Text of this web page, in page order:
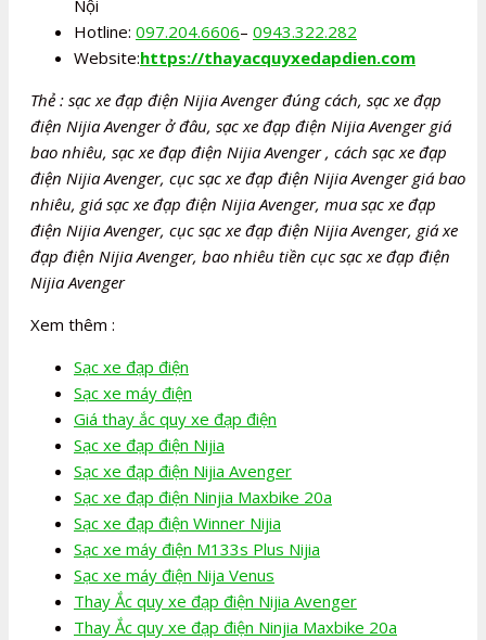
Nội
Hotline: 097.204.6606– 0943.322.282
Website:https://thayacquyxedapdien.com
Thẻ : sạc xe đạp điện Nijia Avenger đúng cách, sạc xe đạp
điện Nijia Avenger ở đâu, sạc xe đạp điện Nijia Avenger giá
bao nhiêu, sạc xe đạp điện Nijia Avenger , cách sạc xe đạp
điện Nijia Avenger, cục sạc xe đạp điện Nijia Avenger giá bao
nhiêu, giá sạc xe đạp điện Nijia Avenger, mua sạc xe đạp
điện Nijia Avenger, cục sạc xe đạp điện Nijia Avenger, giá xe
đạp điện Nijia Avenger, bao nhiêu tiền cục sạc xe đạp điện
Nijia Avenger
Xem thêm :
Sạc xe đạp điện
Sạc xe máy điện
Giá thay ắc quy xe đạp điện
Sạc xe đạp điện Nijia
Sạc xe đạp điện Nijia Avenger
Sạc xe đạp điện Ninjia Maxbike 20a
Sạc xe đạp điện Winner Nijia
Sạc xe máy điện M133s Plus Nijia
Sạc xe máy điện Nija Venus
Thay Ắc quy xe đạp điện Nijia Avenger
Thay Ắc quy xe đạp điện Ninjia Maxbike 20a